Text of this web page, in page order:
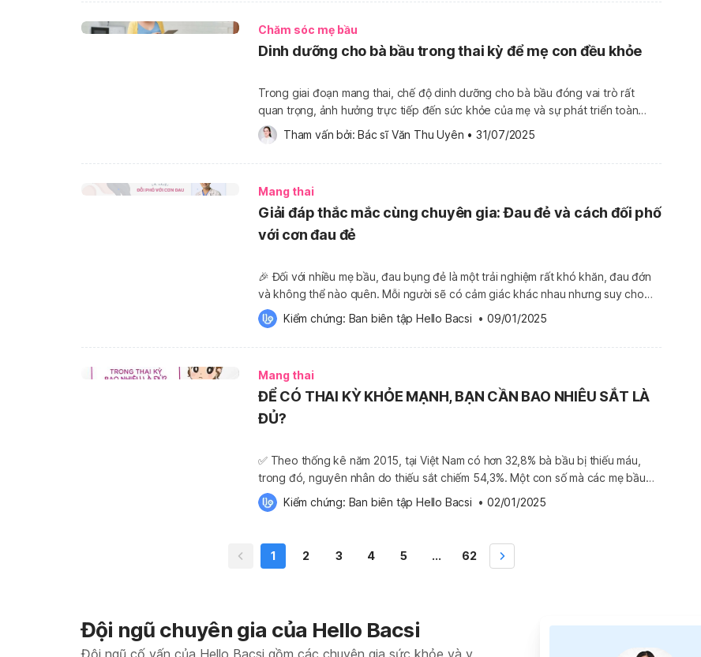
Chăm sóc mẹ bầu
Dinh dưỡng cho bà bầu trong thai kỳ để mẹ con đều khỏe
Trong giai đoạn mang thai, chế độ dinh dưỡng cho bà bầu đóng vai trò rất
quan trọng, ảnh hưởng trực tiếp đến sức khỏe của mẹ và sự phát triển toàn
diện của thai nhi. Vậy bà bầu nên ăn gì và kiêng gì? Hãy cùng Hello Bacsi tìm
hiểu kỹ cẩm nang dinh dưỡng […]
Tham vấn bởi: Bác sĩ Văn Thu Uyên • 31/07/2025
Mang thai
Giải đáp thắc mắc cùng chuyên gia: Đau đẻ và cách đối phố
với cơn đau đẻ
🎉 Đối với nhiều mẹ bầu, đau bụng đẻ là một trải nghiệm rất khó khăn, đau đớn
và không thể nào quên. Mỗi người sẽ có cảm giác khác nhau nhưng suy cho
cũng đều là những cảm giác cực kỳ ám ảnh và gây nhiều hoang mang cho mẹ.
🎁 Quá trình thay đổi […]
Kiểm chứng: Ban biên tập Hello Bacsi • 09/01/2025
Mang thai
ĐỂ CÓ THAI KỲ KHỎE MẠNH, BẠN CẦN BAO NHIÊU SẮT LÀ
ĐỦ?
✅ Theo thống kê năm 2015, tại Việt Nam có hơn 32,8% bà bầu bị thiếu máu,
trong đó, nguyên nhân do thiếu sắt chiếm 54,3%. Một con số mà các mẹ bầu
đáng phải quan tâm! ✅ Việc thiếu hay thừa sắt đều ảnh hưởng không tốt đến cả
thai nhi và mẹ bầu. ✅ Vậy, […]
Kiểm chứng: Ban biên tập Hello Bacsi • 02/01/2025
1 2 3 4 5 ... 62
Đội ngũ chuyên gia của Hello Bacsi
Đội ngũ cố vấn của Hello Bacsi gồm các chuyên gia sức khỏe và y